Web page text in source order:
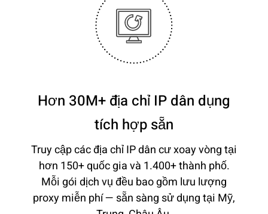
Hơn 30M+ địa chỉ IP dân dụng
tích hợp sẵn
Truy cập các địa chỉ IP dân cư xoay vòng tại
hơn 150+ quốc gia và 1.400+ thành phố.
Mỗi gói dịch vụ đều bao gồm lưu lượng
proxy miễn phí — sẵn sàng sử dụng tại Mỹ,